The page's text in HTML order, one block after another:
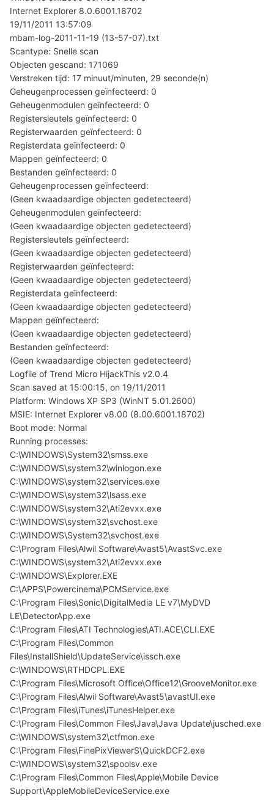
Internet Explorer 8.0.6001.18702
19/11/2011 13:57:09
mbam-log-2011-11-19 (13-57-07).txt
Scantype: Snelle scan
Objecten gescand: 171069
Verstreken tijd: 17 minuut/minuten, 29 seconde(n)
Geheugenprocessen geïnfecteerd: 0
Geheugenmodulen geïnfecteerd: 0
Registersleutels geïnfecteerd: 0
Registerwaarden geïnfecteerd: 0
Registerdata geïnfecteerd: 0
Mappen geïnfecteerd: 0
Bestanden geïnfecteerd: 0
Geheugenprocessen geïnfecteerd:
(Geen kwaadaardige objecten gedetecteerd)
Geheugenmodulen geïnfecteerd:
(Geen kwaadaardige objecten gedetecteerd)
Registersleutels geïnfecteerd:
(Geen kwaadaardige objecten gedetecteerd)
Registerwaarden geïnfecteerd:
(Geen kwaadaardige objecten gedetecteerd)
Registerdata geïnfecteerd:
(Geen kwaadaardige objecten gedetecteerd)
Mappen geïnfecteerd:
(Geen kwaadaardige objecten gedetecteerd)
Bestanden geïnfecteerd:
(Geen kwaadaardige objecten gedetecteerd)
Logfile of Trend Micro HijackThis v2.0.4
Scan saved at 15:00:15, on 19/11/2011
Platform: Windows XP SP3 (WinNT 5.01.2600)
MSIE: Internet Explorer v8.00 (8.00.6001.18702)
Boot mode: Normal
Running processes:
C:\WINDOWS\System32\smss.exe
C:\WINDOWS\system32\winlogon.exe
C:\WINDOWS\system32\services.exe
C:\WINDOWS\system32\lsass.exe
C:\WINDOWS\system32\Ati2evxx.exe
C:\WINDOWS\system32\svchost.exe
C:\WINDOWS\System32\svchost.exe
C:\Program Files\Alwil Software\Avast5\AvastSvc.exe
C:\WINDOWS\system32\Ati2evxx.exe
C:\WINDOWS\Explorer.EXE
C:\APPS\Powercinema\PCMService.exe
C:\Program Files\Sonic\DigitalMedia LE v7\MyDVD
LE\DetectorApp.exe
C:\Program Files\ATI Technologies\ATI.ACE\CLI.EXE
C:\Program Files\Common
Files\InstallShield\UpdateService\issch.exe
C:\WINDOWS\RTHDCPL.EXE
C:\Program Files\Microsoft Office\Office12\GrooveMonitor.exe
C:\Program Files\Alwil Software\Avast5\avastUI.exe
C:\Program Files\iTunes\iTunesHelper.exe
C:\Program Files\Common Files\Java\Java Update\jusched.exe
C:\WINDOWS\system32\ctfmon.exe
C:\Program Files\FinePixViewerS\QuickDCF2.exe
C:\WINDOWS\system32\spoolsv.exe
C:\Program Files\Common Files\Apple\Mobile Device
Support\AppleMobileDeviceService.exe